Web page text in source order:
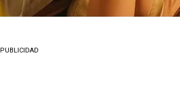
PUBLICIDAD